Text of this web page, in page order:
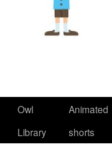
Owl
Library
Animated
shorts